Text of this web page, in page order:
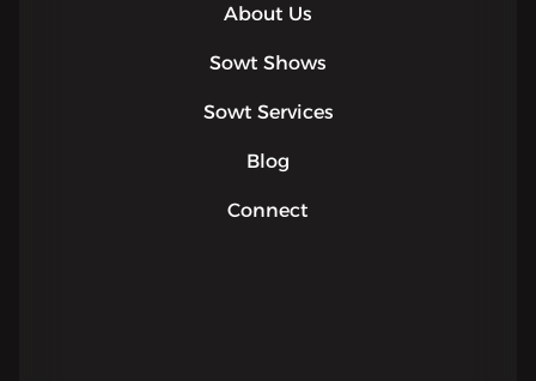
About Us
Sowt Shows
Sowt Services
Blog
Connect